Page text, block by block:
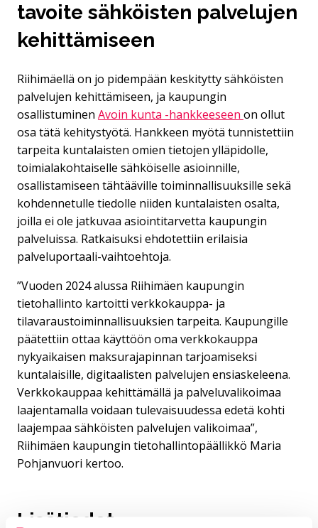
tavoite sähköisten palvelujen
kehittämiseen
Riihimäellä on jo pidempään keskitytty sähköisten
palvelujen kehittämiseen, ja kaupungin
osallistuminen Avoin kunta -hankkeeseen on ollut
osa tätä kehitystyötä. Hankkeen myötä tunnistettiin
tarpeita kuntalaisten omien tietojen ylläpidolle,
toimialakohtaiselle sähköiselle asioinnille,
osallistamiseen tähtääville toiminnallisuuksille sekä
kohdennetulle tiedolle niiden kuntalaisten osalta,
joilla ei ole jatkuvaa asiointitarvetta kaupungin
palveluissa. Ratkaisuksi ehdotettiin erilaisia
palveluportaali-vaihtoehtoja.
”Vuoden 2024 alussa Riihimäen kaupungin
tietohallinto kartoitti verkkokauppa- ja
tilavaraustoiminnallisuuksien tarpeita. Kaupungille
päätettiin ottaa käyttöön oma verkkokauppa
nykyaikaisen maksurajapinnan tarjoamiseksi
kuntalaisille, digitaalisten palvelujen ensiaskeleena.
Verkkokauppaa kehittämällä ja palveluvalikoimaa
laajentamalla voidaan tulevaisuudessa edetä kohti
laajempaa sähköisten palvelujen valikoimaa”,
Riihimäen kaupungin tietohallintopäällikkö Maria
Pohjanvuori kertoo.
Lisätiedot